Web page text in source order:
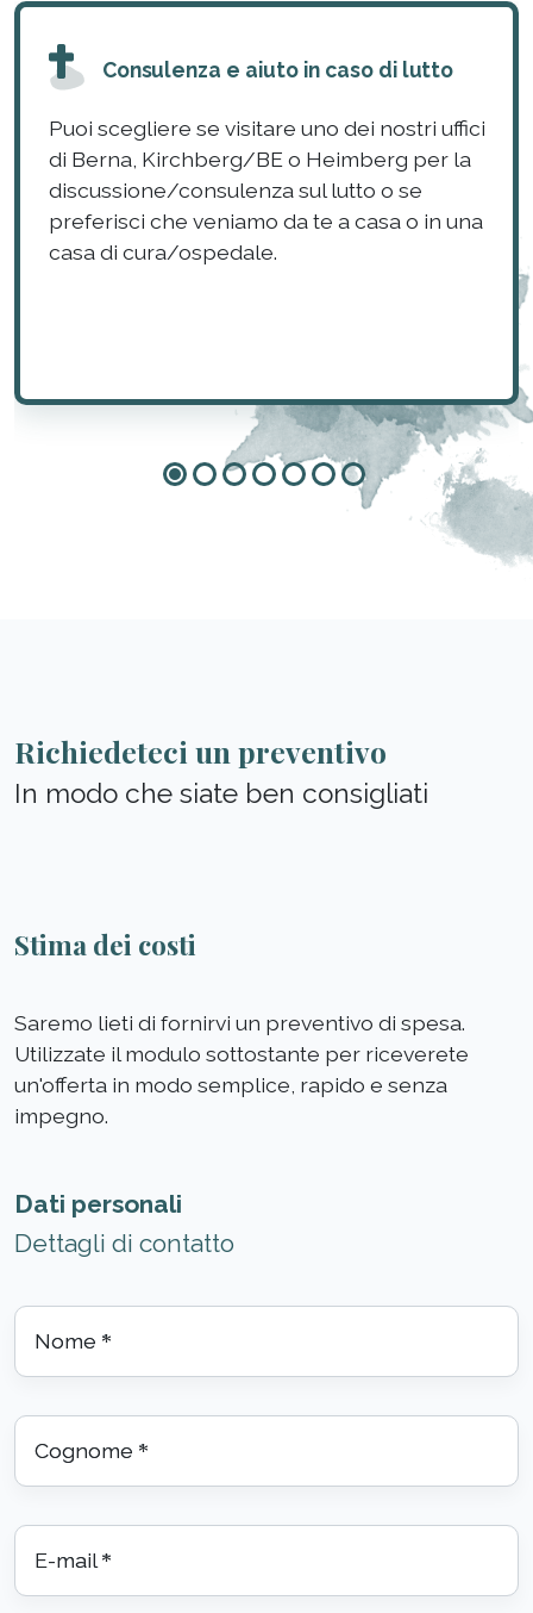
Consulenza e aiuto in caso di lutto
Puoi scegliere se visitare uno dei nostri uffici
di Berna, Kirchberg/BE o Heimberg per la
discussione/consulenza sul lutto o se
preferisci che veniamo da te a casa o in una
casa di cura/ospedale.
Richiedeteci un preventivo
In modo che siate ben consigliati
Stima dei costi
Saremo lieti di fornirvi un preventivo di spesa.
Utilizzate il modulo sottostante per riceverete
un'offerta in modo semplice, rapido e senza
impegno.
Dati personali
Dettagli di contatto
Nome *
Cognome *
E-mail *